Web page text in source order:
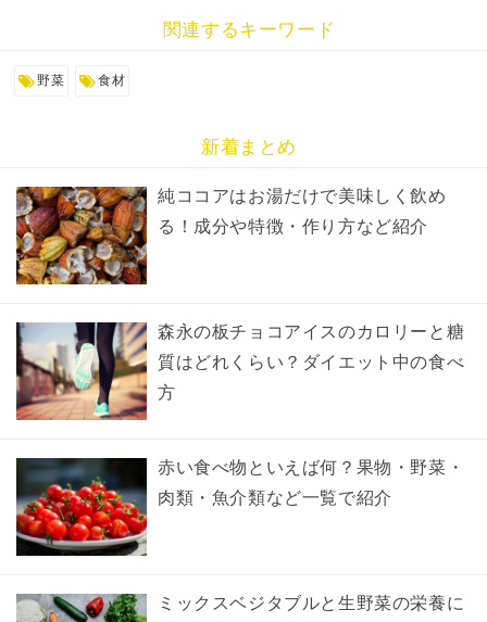
関連するキーワード
野菜 食材
新着まとめ
純ココアはお湯だけで美味しく飲め
る！成分や特徴・作り方など紹介
森永の板チョコアイスのカロリーと糖
質はどれくらい？ダイエット中の食べ
方
赤い食べ物といえば何？果物・野菜・
肉類・魚介類など一覧で紹介
ミックスベジタブルと生野菜の栄養に